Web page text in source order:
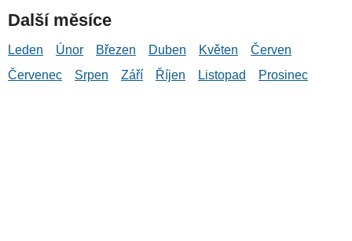
Další měsíce
Leden Únor Březen Duben Květen
Červen
Červenec
Srpen Září Říjen Listopad Prosinec